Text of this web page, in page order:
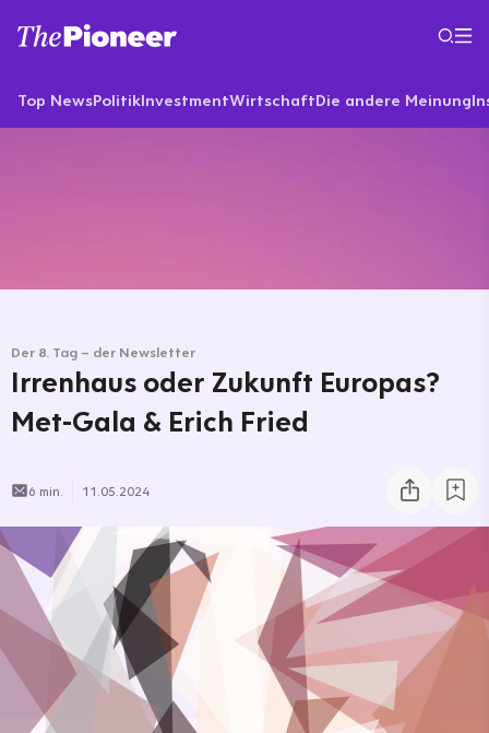
Top NewsPolitikInvestmentWirtschaftDie andere Meinung
Der 8. Tag – der Newsletter
Irrenhaus oder Zukunft Europas?
Met-Gala & Erich Fried
6 min. 11.05.2024